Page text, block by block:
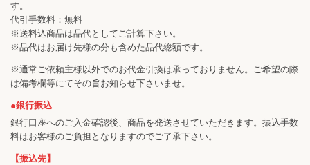
す。
代引手数料：無料
※送料込商品は品代としてご計算下さい。
※品代はお届け先様の分も含めた品代総額です。
※通常ご依頼主様以外でのお代金引換は承っておりません。ご希望の際
は備考欄等にてその旨お知らせ下さいませ。
●銀行振込
銀行口座へのご入金確認後、商品を発送させていただきます。振込手数
料はお客様のご負担となりますのでご了承下さい。
【振込先】